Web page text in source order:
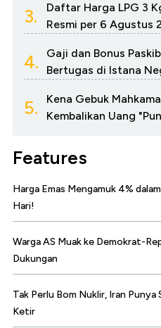
3.
Daftar Harga LPG 3
Resmi per 6 Agustus
4.
Gaji dan Bonus
Bertugas di Istana
5.
Kena Gebuk
Kembalikan Uang
Features
Harga Emas Mengamuk 4%
Hari!
Warga AS Muak ke Demokrat-
Dukungan
Tak Perlu Bom Nuklir, Iran
Ketir